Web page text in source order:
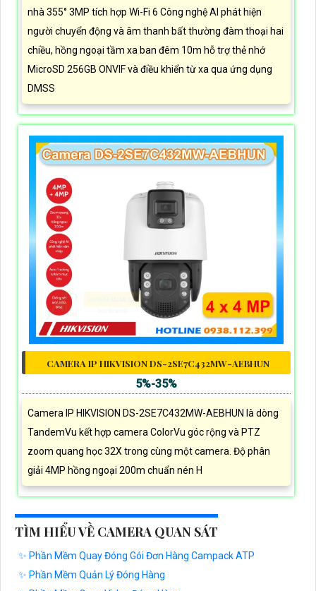
nhà 355° 3MP tích hợp Wi-Fi 6 Công nghệ AI phát hiện
người chuyển động và âm thanh bất thường đàm thoại hai
chiều, hồng ngoại tầm xa ban đêm 10m hỗ trợ thẻ nhớ
MicroSD 256GB ONVIF và điều khiển từ xa qua ứng dụng
DMSS
CAMERA IP HIKVISION DS-2SE7C432MW-AEBHUN
5%-35%
Camera IP HIKVISION DS-2SE7C432MW-AEBHUN là dòng
TandemVu kết hợp camera ColorVu góc rộng và PTZ
zoom quang học 32X trong cùng một camera. Độ phân
giải 4MP hồng ngoại 200m chuẩn nén H
TÌM HIỂU VỀ CAMERA QUAN SÁT
✨ Phần Mềm Quay Đóng Gói Đơn Hàng Campack ATP
✨ Phần Mềm Quản Lý Đóng Hàng